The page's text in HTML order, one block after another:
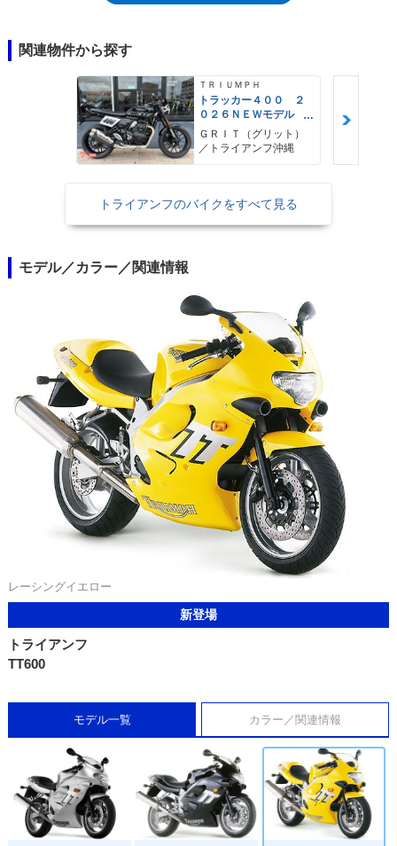
関連物件から探す
ＴＲＩＵＭＰＨ
トラッカー４００ ２
０２６ＮＥＷモデル
フラットトラック ト
ルクアシストクラッ
チ トラクションコン
ＧＲＩＴ（グリット）
／トライアンフ沖縄
トライアンフのバイクをすべて見る
モデル／カラー／関連情報
レーシングイエロー
新登場
トライアンフ
TT600
モデル一覧 カラー／関連情報